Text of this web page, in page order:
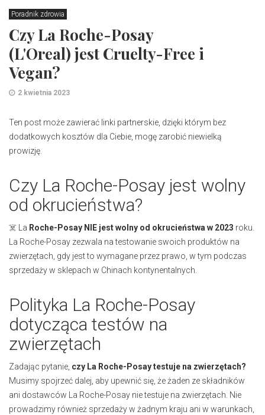
Poradnik zdrowia
Czy La Roche-Posay
(L'Oreal) jest Cruelty-Free i
Vegan?
2 kwietnia 2023
Ten post może zawierać linki partnerskie, dzięki którym bez
dodatkowych kosztów dla Ciebie, mogę zarobić niewielką
prowizję.
Czy La Roche-Posay jest wolny
od okrucieństwa?
☠️ La Roche-Posay NIE jest wolny od okrucieństwa w 2023 roku.
La Roche-Posay zezwala na testowanie swoich produktów na
zwierzętach, gdy jest to wymagane przez prawo, w tym podczas
sprzedaży w sklepach w Chinach kontynentalnych.
Polityka La Roche-Posay
dotycząca testów na
zwierzętach
Zadając pytanie, czy La Roche-Posay testuje na zwierzętach?
Musimy spojrzeć dalej, aby upewnić się, że żaden ze składników
ani dostawców La Roche-Posay nie testuje na zwierzętach. Nie
prowadzimy również sprzedaży w żadnym kraju ani w warunkach,